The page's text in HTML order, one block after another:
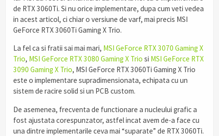
de RTX 3060Ti. Si nu orice implementare, dupa cum veti vedea
in acest articol, ci chiar o versiune de varf, mai precis MSI
GeForce RTX 3060Ti Gaming X Trio.
La fel ca si fratii sai mai mari, MSI GeForce RTX 3070 Gaming X
Trio, MSI GeForce RTX 3080 Gaming X Trio si MSI GeForce RTX
3090 Gaming X Trio, MSI GeForce RTX 3060Ti Gaming X Trio
este o implementare supradimensionata, echipata cu un
sistem de racire solid si un PCB custom.
De asemenea, frecventa de functionare a nucleului grafic a
fost ajustata corespunzator, astfel incat avem de-a face cu
una dintre implementarile ceva mai “suparate” de RTX 3060Ti.